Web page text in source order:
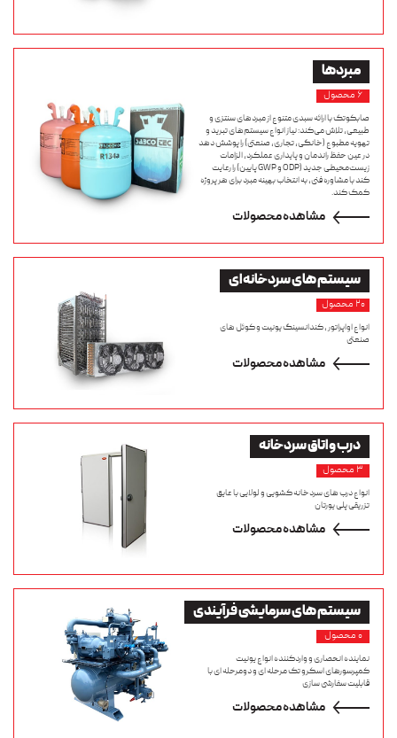
مبردها
۶ محصول
صابکوتک با ارائه سبدی متنوع از مبردهای سنتزی و
طبیعی، تلاش می‌کند: نیاز انواع سیستم‌های تبرید و
تهویه مطبوع (خانگی، تجاری، صنعتی) را پوشش دهد
در عین حفظ راندمان و پایداری عملکرد، الزامات
زیست‌محیطی جدید (ODP و GWP پایین) را رعایت
کند با مشاوره فنی، به انتخاب بهینه مبرد برای هر پروژه
کمک کند.
مشاهده محصولات
سیستم های سردخانه ای
۲۰ محصول
انواع اواپراتور ، کندانسینگ یونیت و کوئل های
صنعتی
مشاهده محصولات
درب و اتاق سردخانه
۳ محصول
انواع درب های سردخانه کشویی و لولایی با عایق
تزریقی پلی یورتان
مشاهده محصولات
سیستم های سرمایشی فرآیندی
۰ محصول
نماینده انحصاری و واردکننده انواع یونیت
کمپرسورهای اسکرو تک مرحله ای و دومرحله ای با
قابلیت سفارشی سازی
مشاهده محصولات